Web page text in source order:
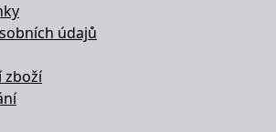
údajů
zboží